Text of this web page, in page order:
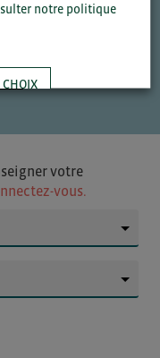
votre
vous.
notre politique
CHOIX